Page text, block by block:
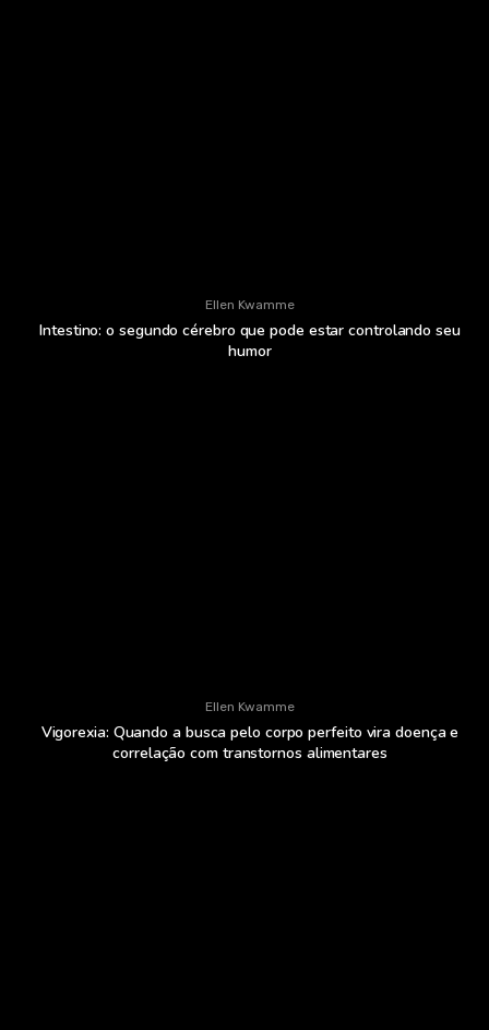
Ellen Kwamme
Intestino: o segundo cérebro que pode estar controlando seu
humor
Ellen Kwamme
Vigorexia: Quando a busca pelo corpo perfeito vira doença e
correlação com transtornos alimentares